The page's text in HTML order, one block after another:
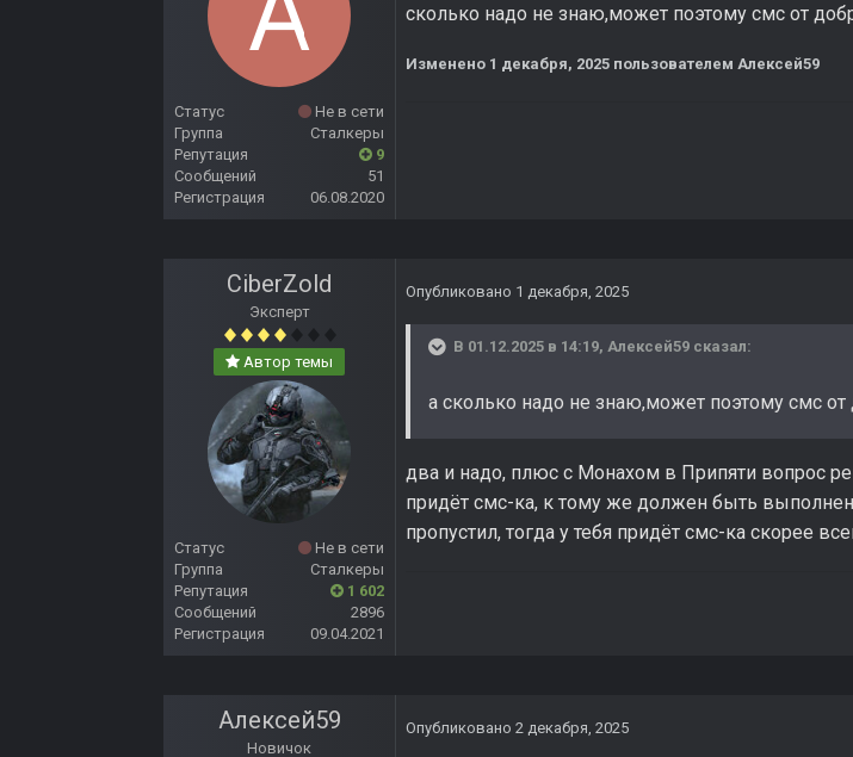
Статус
Не в сети
Группа
Сталкеры
Репутация
9
Сообщений
51
Регистрация
06.08.2020
сколько надо не знаю,может поэтому смс от
Изменено 1 декабря, 2025 пользователем Алексей59
CiberZold
Эксперт
Автор темы
Статус
Не в сети
Группа
Сталкеры
Репутация
1 602
Сообщений
2896
Регистрация
09.04.2021
Опубликовано 1 декабря, 2025
В 01.12.2025 в 14:19, Алексей59 сказал:
а сколько надо не знаю,может поэтому смс от
два и надо, плюс с Монахом в Припяти вопрос
придёт смс-ка, к тому же должен быть
пропустил, тогда у тебя придёт смс-ка скорее
Алексей59
Новичок
Опубликовано 2 декабря, 2025